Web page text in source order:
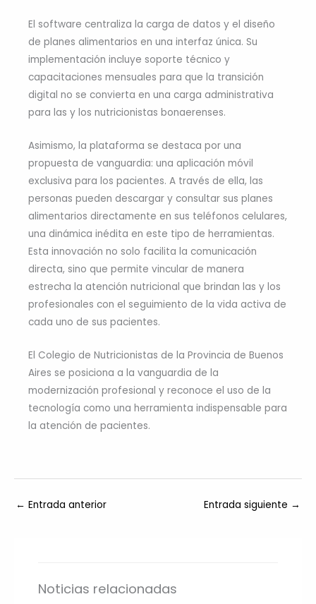
El software centraliza la carga de datos y el diseño
de planes alimentarios en una interfaz única. Su
implementación incluye soporte técnico y
capacitaciones mensuales para que la transición
digital no se convierta en una carga administrativa
para las y los nutricionistas bonaerenses.
Asimismo, la plataforma se destaca por una
propuesta de vanguardia: una aplicación móvil
exclusiva para los pacientes. A través de ella, las
personas pueden descargar y consultar sus planes
alimentarios directamente en sus teléfonos celulares,
una dinámica inédita en este tipo de herramientas.
Esta innovación no solo facilita la comunicación
directa, sino que permite vincular de manera
estrecha la atención nutricional que brindan las y los
profesionales con el seguimiento de la vida activa de
cada uno de sus pacientes.
El Colegio de Nutricionistas de la Provincia de Buenos
Aires se posiciona a la vanguardia de la
modernización profesional y reconoce el uso de la
tecnología como una herramienta indispensable para
la atención de pacientes.
← Entrada anterior Entrada siguiente →
Noticias relacionadas